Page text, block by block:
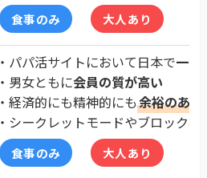
食事のみ 大人あり
・パパ活サイトにおいて日本で一番
・男女ともに会員の質が高い
・経済的にも精神的にも余裕のあ
・シークレットモードやブロック
食事のみ 大人あり